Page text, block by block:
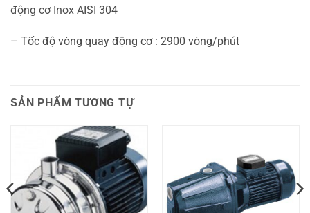
động cơ Inox AISI 304
– Tốc độ vòng quay động cơ : 2900 vòng/phút
SẢN PHẨM TƯƠNG TỰ